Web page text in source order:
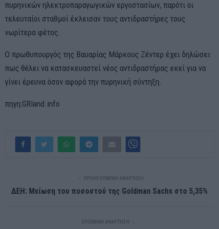
πυρηνικών ηλεκτροπαραγωγικών εργοστασίων, παρότι οι
τελευταίοι σταθμοί έκλεισαν τους αντιδραστήρες τους
νωρίτερα φέτος.
Ο πρωθυπουργός της Βαυαρίας Μάρκους Ζέντερ έχει δηλώσει
πως θέλει να κατασκευαστεί νέος αντιδραστήρας εκεί για να
γίνει έρευνα όσον αφορά την πυρηνική σύντηξη.
πηγη:GRland.info
ΠΡΟΗΓΟΎΜΕΝΗ ΑΝΆΡΤΗΣΗ
ΔΕΗ: Μείωση του ποσοστού της Goldman Sachs στο 5,35%
ΕΠΌΜΕΝΗ ΑΝΆΡΤΗΣΗ